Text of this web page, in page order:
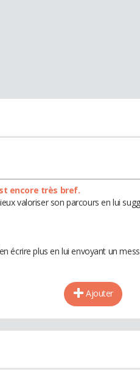
encore très bref.
valoriser son parcours en lui
écrire plus en lui envoyant un
Ajouter